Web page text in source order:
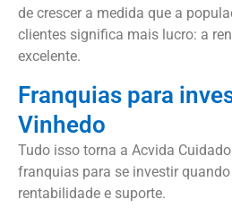
de crescer a medida que a
clientes significa mais lucro: a
excelente.
Franquias para
Vinhedo
Tudo isso torna a Acvida
franquias para se investir
rentabilidade e suporte.